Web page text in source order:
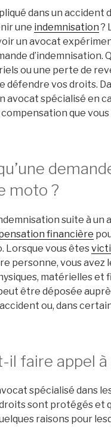
dans un
une indemnisation ?
un avocat
d’indemnisation.
ou une perte de
défendre vos droits.
avocat spécialisé en
que
moto ?
suite à
financière
Lorsque vous êtes
personne, vous
matérielles et
être déposée
ou, dans
il faire appel
spécialisé dans
sont protégés et
raisons pour